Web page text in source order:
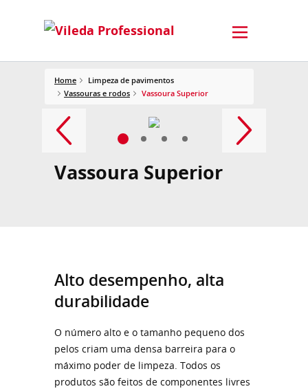
Home
Limpeza de pavimentos
Vassouras e rodos
Vassoura Superior
Vassoura Superior
Alto desempenho, alta
durabilidade
O número alto e o tamanho pequeno dos
pelos criam uma densa barreira para o
máximo poder de limpeza. Todos os
produtos são feitos de componentes livres